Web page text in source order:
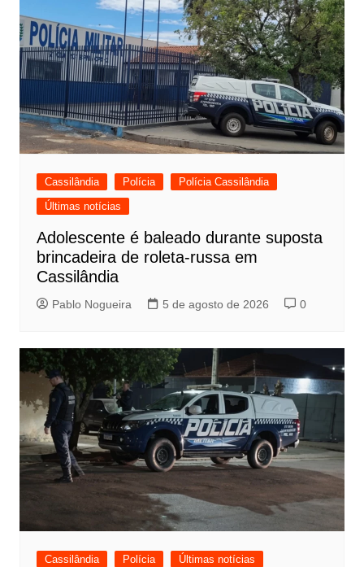
Cassilândia Polícia
Polícia Cassilândia
Últimas notícias
Adolescente é baleado durante suposta
brincadeira de roleta-russa em
Cassilândia
Pablo Nogueira 5 de agosto de 2026 0
Cassilândia Polícia Últimas notícias